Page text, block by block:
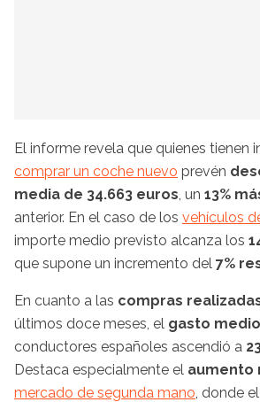
El informe revela que quienes tienen
comprar un coche nuevo prevén
media de 34.663 euros, un 13%
anterior. En el caso de los vehículos
importe medio previsto alcanza los
que supone un incremento del 7%
En cuanto a las compras
últimos doce meses, el gasto medio
conductores españoles ascendió a
Destaca especialmente el aumento
mercado de segunda mano, donde